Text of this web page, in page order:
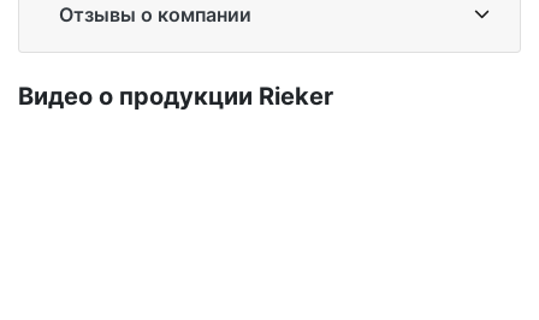
Отзывы о компании
Ви­део о про­дук­ции Ri­eker